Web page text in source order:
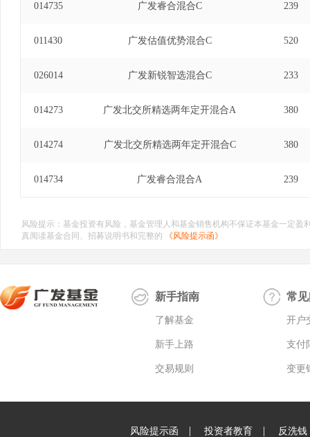
014735 广发睿合混合C 239
011430 广发估值优势混合C 520
026014 广发新锐智选混合C 233
014273 广发北交所精选两年定开混合A 380
014274 广发北交所精选两年定开混合C 380
014734 广发睿合混合A 239
风险提示：基金投资有风险，基金管理人和基金销售机构不保证本基金一定
真阅读基金合同、招募说明书和完整的
《风险提示函》
新手指南
了解基金
新手上路
交易规则
常
开户
支付
变更
风险提示函 | 投资者教育 | 反洗钱